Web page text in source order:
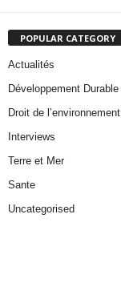
POPULAR CATEGORY
Actualités
Développement Durable
Droit de l’environnement
Interviews
Terre et Mer
Sante
Uncategorised